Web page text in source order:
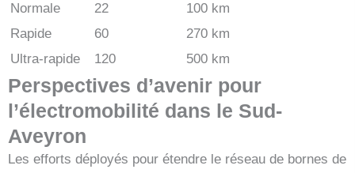
Normale
22
100 km
Rapide
60
270 km
Ultra-rapide
120 500 km
Perspectives d’avenir pour
l’électromobilité dans le Sud-
Aveyron
Les efforts déployés pour étendre le réseau de bornes de